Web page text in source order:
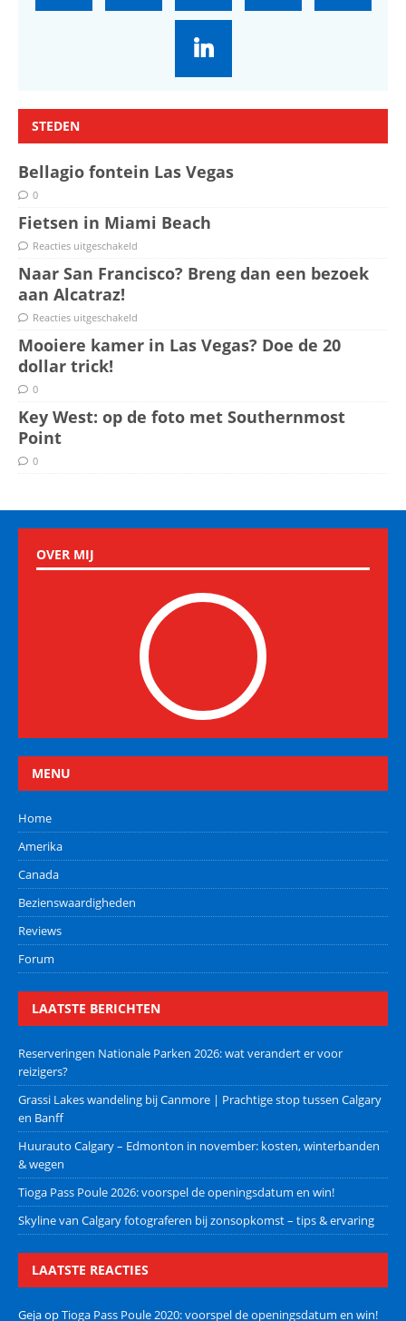
STEDEN
Bellagio fontein Las Vegas
0
Fietsen in Miami Beach
Reacties uitgeschakeld
Naar San Francisco? Breng dan een bezoek
aan Alcatraz!
Reacties uitgeschakeld
Mooiere kamer in Las Vegas? Doe de 20
dollar trick!
0
Key West: op de foto met Southernmost
Point
0
OVER MIJ
MENU
Home
Amerika
Canada
Bezienswaardigheden
Reviews
Forum
LAATSTE BERICHTEN
Reserveringen Nationale Parken 2026: wat verandert er voor
reizigers?
Grassi Lakes wandeling bij Canmore | Prachtige stop tussen Calgary
en Banff
Huurauto Calgary – Edmonton in november: kosten, winterbanden
& wegen
Tioga Pass Poule 2026: voorspel de openingsdatum en win!
Skyline van Calgary fotograferen bij zonsopkomst – tips & ervaring
LAATSTE REACTIES
GejaopTioga Pass Poule 2020: voorspel de openingsdatum en win!